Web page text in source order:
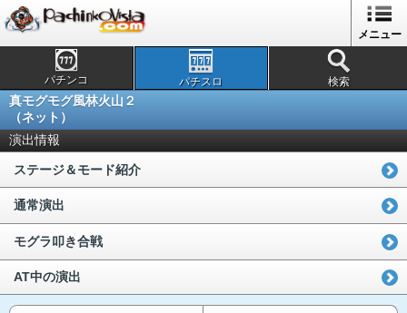
メニュー
パチンコ パチスロ 検索
真モグモグ風林火山２
（ネット）
演出情報
ステージ＆モード紹介
通常演出
モグラ叩き合戦
AT中の演出